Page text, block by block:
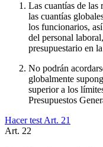
Las cuantías de las
las cuantías
los funcionarios,
del personal
presupuestario en
No podrán
globalmente
superior a los
Presupuestos
Hacer test Art. 21
Art. 22